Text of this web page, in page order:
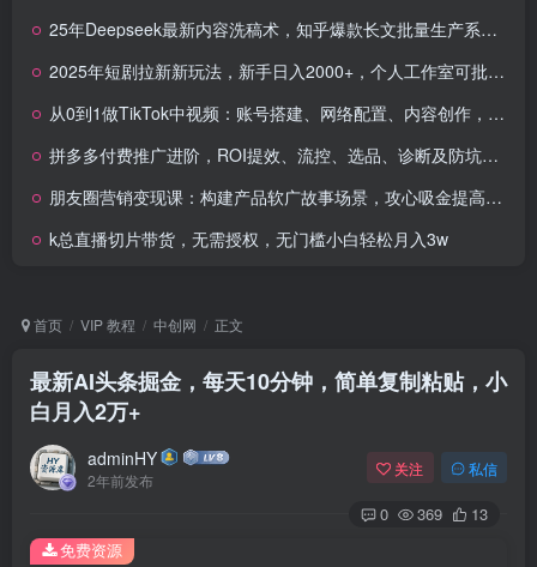
25年Deepseek最新内容洗稿术，知乎爆款长文批量生产系统，日赚3000+，…
2025年短剧拉新新玩法，新手日入2000+，个人工作室可批量做【详细教程】
从0到1做TikTok中视频：账号搭建、网络配置、内容创作，轻松实现月入过万
拼多多付费推广进阶，ROI提效、流控、选品、诊断及防坑等技巧（更新10月）
朋友圈营销变现课：构建产品软广故事场景，攻心吸金提高复购率
k总直播切片带货，无需授权，无门槛小白轻松月入3w
首页 VIP 教程 中创网 正文
最新AI头条掘金，每天10分钟，简单复制粘贴，小
白月入2万+
adminHY
2年前发布
关注 私信
0 369 13
免费资源